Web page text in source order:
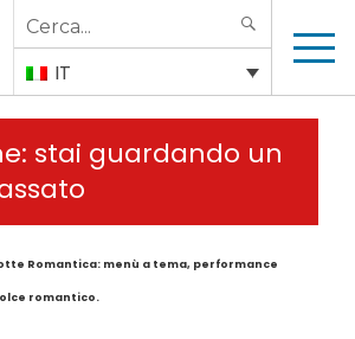
Search
for:
IT
stai guardando un
Romantica: menù a tema, performance
romantico.